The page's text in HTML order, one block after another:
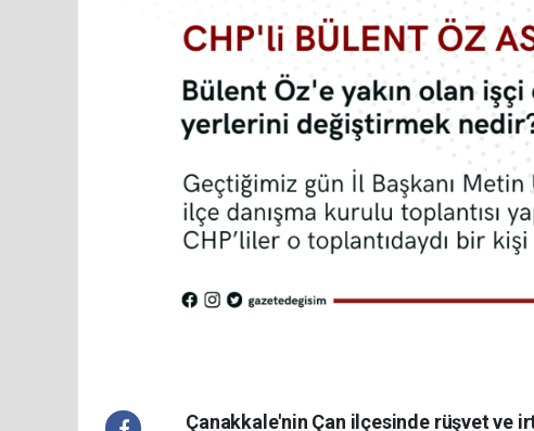
Çanakkale'nin Çan ilçesinde rüşvet ve